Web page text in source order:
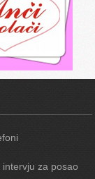
intervju za posao